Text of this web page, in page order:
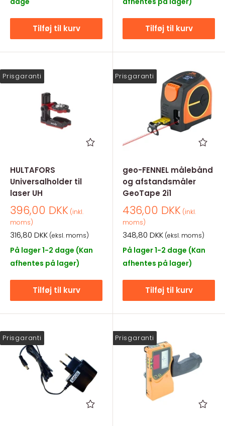
Tilføj til kurv Tilføj til kurv
Prisgaranti
HULTAFORS
Universalholder til
laser UH
Salgspris
396,00 DKK (inkl.
moms)
Salgspris
316,80 DKK (eksl. moms)
På lager 1-2 dage (Kan
afhentes på lager)
Tilføj til kurv
Prisgaranti
geo-FENNEL målebånd
og afstandsmåler
GeoTape 2i1
Salgspris
436,00 DKK (inkl.
moms)
Salgspris
348,80 DKK (eksl. moms)
På lager 1-2 dage (Kan
afhentes på lager)
Tilføj til kurv
Prisgaranti Prisgaranti